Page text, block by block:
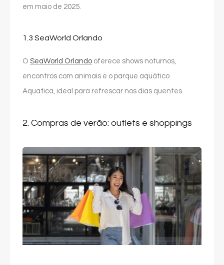
em maio de 2025.
1.3 SeaWorld Orlando
O SeaWorld Orlando oferece shows noturnos,
encontros com animais e o parque aquático
Aquatica, ideal para refrescar nos dias quentes.
2. Compras de verão: outlets e shoppings